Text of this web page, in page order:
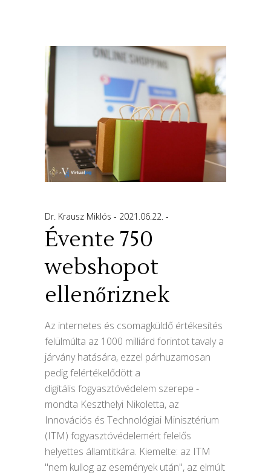
Dr. Krausz Miklós 2021.06.22.
Évente 750
webshopot
ellenőriznek
Az internetes és csomagküldő értékesítés
felülmúlta az 1000 milliárd forintot tavaly a
járvány hatására, ezzel párhuzamosan
pedig felértékelődött a
digitális fogyasztóvédelem szerepe -
mondta Keszthelyi Nikoletta, az
Innovációs és Technológiai Minisztérium
(ITM) fogyasztóvédelemért felelős
helyettes államtitkára. Kiemelte: az ITM
"nem kullog az események után", az elmúlt